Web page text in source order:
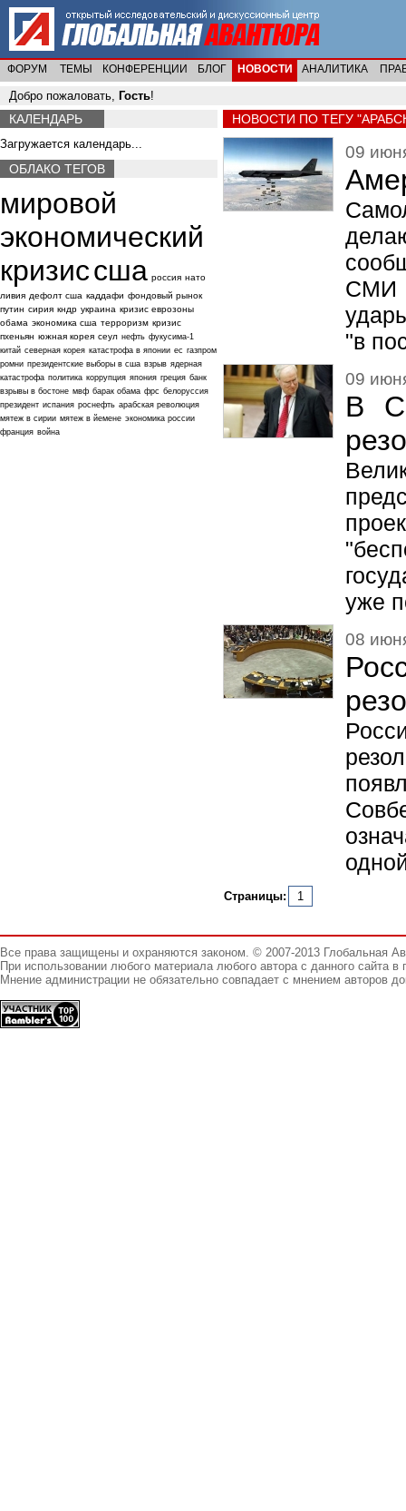
ФОРУМ ТЕМЫ КОНФЕРЕНЦИИ БЛОГ НОВОСТИ АНАЛИТИКА
Добро пожаловать, Гость!
НОВОСТИ ПО ТЕГУ
09
СМИ
"в
09
В
уже
08
Страницы: 1
КАЛЕНДАРЬ
Загружается календарь...
ОБЛАКО ТЕГОВ
мировой
экономический
кризиссша россия нато
ливия дефолт сша каддафи фондовый рынок
путин сирия кндр украина кризис еврозоны
обама экономика сша терроризм кризис
пхеньян южная корея сеул нефть фукусима-1
китай северная корея катастрофа в японии ес газпром
ромни президентские выборы в сша взрыв ядерная
катастрофа политика коррупция япония греция банк
взрывы в бостоне мвф барак обама фрс белоруссия
президент испания роснефть арабская революция
мятеж в сирии мятеж в йемене экономика россии
франция война
Все права защищены и охраняются законом. © 2007-2013 Глобальная
При использовании любого материала любого автора с данного сайта
Мнение администрации не обязательно совпадает с мнением авторов